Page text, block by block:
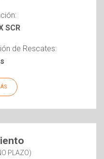
SCR
de Rescates:
PLAZO)